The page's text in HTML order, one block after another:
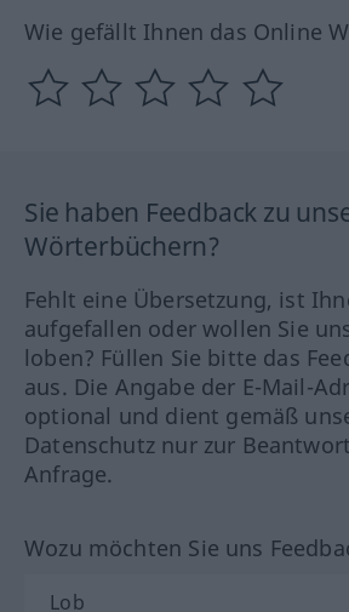
Wie gefällt Ihnen das Online
Sie haben Feedback zu
Wörterbüchern?
Fehlt eine Übersetzung, ist
aufgefallen oder wollen Sie
loben? Füllen Sie bitte das
aus. Die Angabe der E-Mail-
optional und dient gemäß
Datenschutz nur zur
Anfrage.
Wozu möchten Sie uns